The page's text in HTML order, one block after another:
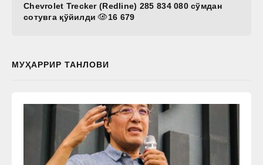
Chevrolet Trecker (Redline) 285 834 080 сўмдан
сотувга қўйилди
16 679
МУҲАРРИР ТАНЛОВИ